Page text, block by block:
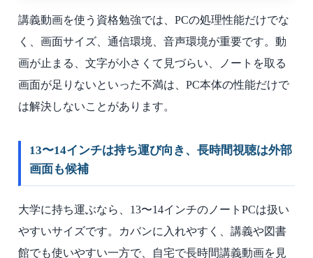
講義動画を使う資格勉強では、PCの処理性能だけでな
く、画面サイズ、通信環境、音声環境が重要です。動
画が止まる、文字が小さくて見づらい、ノートを取る
画面が足りないといった不満は、PC本体の性能だけで
は解決しないことがあります。
13〜14インチは持ち運び向き、長時間視聴は外部
画面も候補
大学に持ち運ぶなら、13〜14インチのノートPCは扱い
やすいサイズです。カバンに入れやすく、講義や図書
館でも使いやすい一方で、自宅で長時間講義動画を見